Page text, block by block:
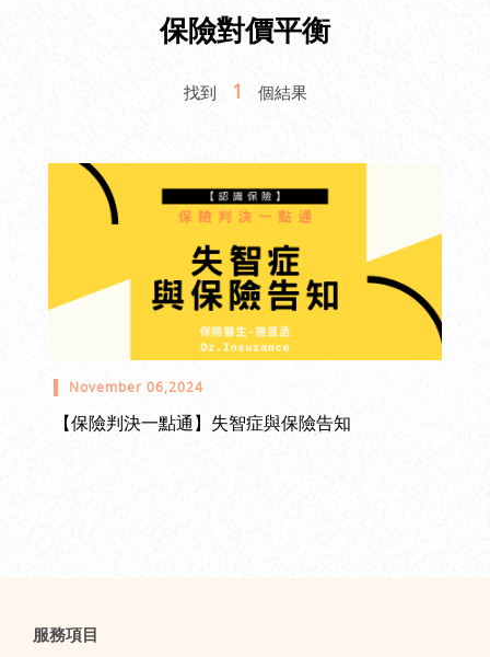
保險對價平衡
找到 1 個結果
November 06,2024
【保險判決一點通】失智症與保險告知
服務項目